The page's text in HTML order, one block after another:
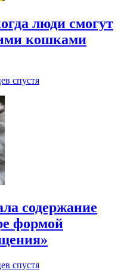
люди смогут
кошками
спустя
содержание
формой
спустя